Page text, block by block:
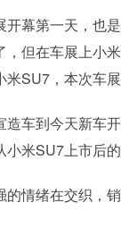
开幕第一天，也
，但在车展上小
SU7，本次车
造车到今天新车
米SU7上市后的
情绪在交织，